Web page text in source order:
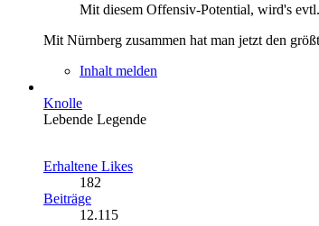
Mit diesem Offensiv-Potential, wird's
Mit Nürnberg zusammen hat man jetzt den
Inhalt melden
Knolle
Lebende Legende
Erhaltene Likes
182
Beiträge
12.115